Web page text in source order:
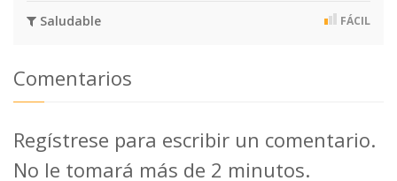
Saludable FÁCIL
Comentarios
Regístrese para escribir un comentario.
No le tomará más de 2 minutos.